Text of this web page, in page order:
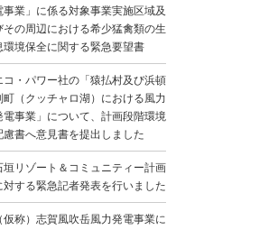
事業」に係る対象事業実施区域及
その周辺における希少猛禽類の生
環境保全に関する緊急要望書
コ・パワー社の「猿払村及び浜頓
町（クッチャロ湖）における風力
電事業」について、計画段階環境
慮書へ意見書を提出しました
垣リゾート＆コミュニティー計画
対する緊急記者発表を行いました
（仮称）志賀風吹岳風力発電事業に